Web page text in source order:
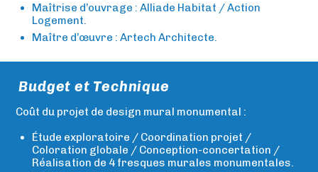
Maîtrise d’ouvrage : Alliade Habitat / Action
Logement.
Maître d’œuvre : Artech Architecte.
Budget et Technique
Coût du projet de design mural monumental :
Étude exploratoire / Coordination projet /
Coloration globale / Conception-concertation /
Réalisation de 4 fresques murales monumentales.